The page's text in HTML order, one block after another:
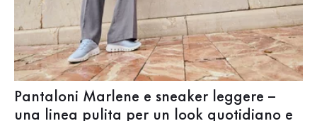
Pantaloni Marlene e sneaker leggere –
una linea pulita per un look quotidiano e